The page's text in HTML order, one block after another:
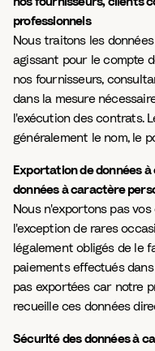
professionnels
Nous traitons les
agissant pour le compte
nos fournisseurs,
dans la mesure
l'exécution des contrats.
généralement le nom, le
Exportation de données
données à caractère
Nous n'exportons pas
l'exception de rares
légalement obligés de le
paiements effectués
pas exportées car notre
recueille ces données
Sécurité des données à